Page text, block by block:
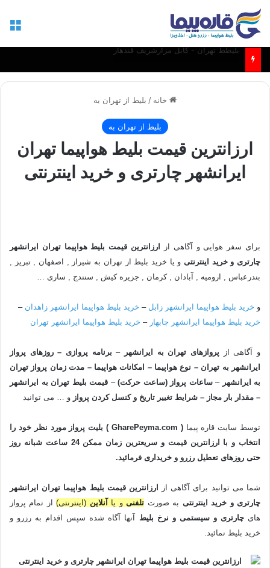
خانه / بلیط از تهران به
بلیط از تهران به
ارزانترین قیمت بلیط هواپیما تهران
ایرانشهر چارتری و خرید اینترنتی
برای سفر هوایی و آگاهی از
ارزانترین قیمت بلیط هواپیما تهران ایرانشهر
چارتری و خرید اینترنتی و یا خرید بلیط از تهران به شیراز , اصفهان , تبریز ,
بندرعباس , ارومیه , آبادان , کرمان , جزیره کیش , سنندج , ساری …
و خرید بلیط هواپیما ایرانشهر زابل – خرید بلیط هواپیما ایرانشهر زاهدان –
خرید بلیط هواپیما ایرانشهر چابهار – خرید بلیط هواپیما ایرانشهر تهران
و آگاهی از پروازهای تهران به ایرانشهر –برنامه پروازی – روزهای پرواز
ایرانشهر به تهران – نوع هواپیما – امکانات هواپیما – مدت زمان پرواز تهران
به
ایرانشهر – ساعات پرواز (ساعت حرکت) – قیمت بلیط تهران به ایرانشهر
– مقدار بار مجاز – شرایط تغییر تاریخ و کنسل کردن پرواز و … می توانید
توسط سایت قاره پیما
( GharePeyma.com ) بلیت پرواز مورد نظر خود را
انتخاب و با
ارزانترین قیمت
و سریعترین زمان ممکن 24 ساعت شبانه روز
حتی روزهای تعطیل رزرو و خریداری فرمائید.
شما می توانید برای آگاهی از
ارزانترین قیمت بلیط هواپیما تهران ایرانشهر
چارتری و خرید اینترنتی به صورت تلفنیو یا آنلاین (اینترنتی)از تمام پرواز
هایچارتری و سیستمی و نرخ بلیط آنها آگاه شده سپس اقدام به رزرو و
خرید بلیط نمائید.